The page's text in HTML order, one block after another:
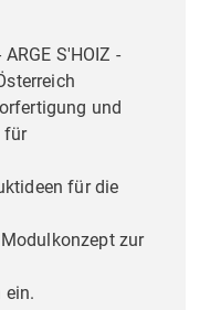
S'HOIZ -
und
für
für die
zur
ein.